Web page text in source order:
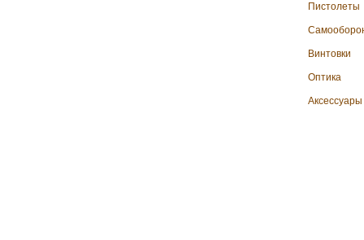
Пистолеты
Винтовки
Оптика
Аксессуары